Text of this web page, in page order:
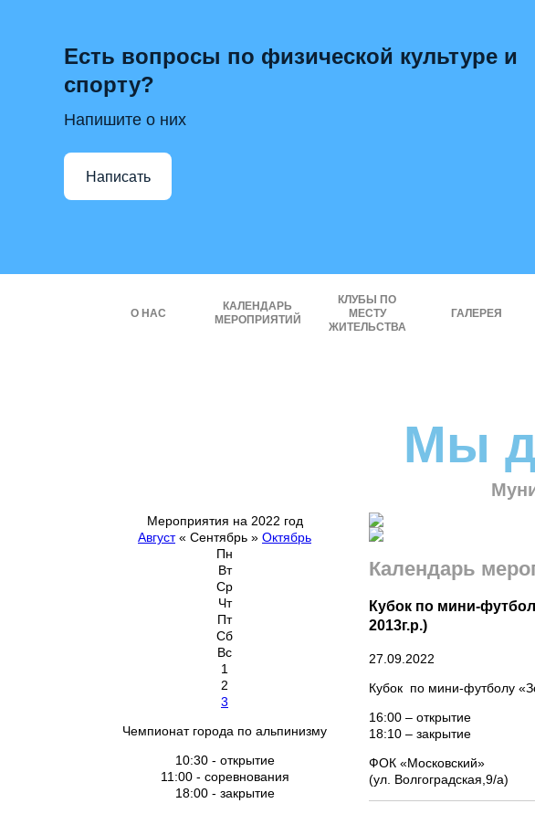
Есть вопросы по физической культуре и
спорту?
Напишите о них
Написать
О НАС
КАЛЕНДАРЬ
МЕРОПРИЯТИЙ
КЛУБЫ ПО
МЕСТУ
ЖИТЕЛЬСТВА
ГАЛЕРЕЯ
Мы
Мероприятия на 2022 год
Август« Сентябрь » Октябрь
Пн
Вт
Ср
Чт
Пт
Сб
Вс
1
2
3
Чемпионат города по альпинизму
10:30 - открытие
11:00 - соревнования
18:00 - закрытие
Календарь
Кубок по мини-
2013г.р.)
27.09.2022
Кубок по мини-футболу
16:00 – открытие
18:10 – закрытие
ФОК «Московский»
(ул. Волгоградская,9/а)